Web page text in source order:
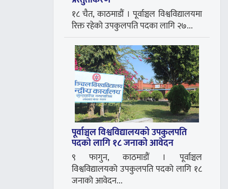
१८ चैत, काठमाडौं । पूर्वाञ्चल विश्वविद्यालयमा
रिक्त रहेकाे उपकुलपति पदका लागि २७...
पूर्वाञ्चल विश्वविद्यालयको उपकुलपति
पदको लागि १८ जनाको आवेदन
९ फागुन, काठमाडौं । पूर्वाञ्चल
विश्वविद्यालयको उपकुलपति पदको लागि १८
जनाको आवेदन...